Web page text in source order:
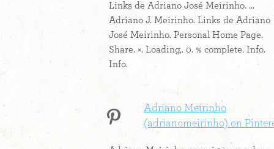
Links de Adriano José Meirinho. ...
Adriano J. Meirinho. Links de Adriano
José Meirinho. Personal Home Page.
Share. ×. Loading,. 0. % complete. Info.
Info.
Adriano Meirinho
(adrianomeirinho) on